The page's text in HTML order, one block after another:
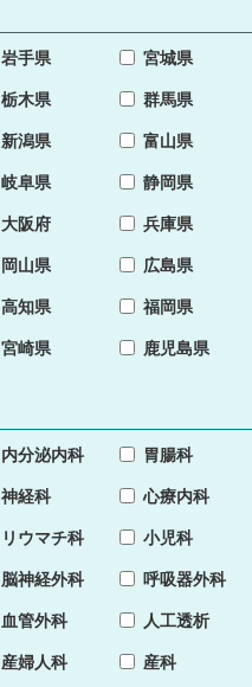
岩手県 宮城県
栃木県 群馬県
新潟県 富山県
岐阜県 静岡県
大阪府 兵庫県
岡山県 広島県
高知県 福岡県
宮崎県 鹿児島県
内分泌内科 胃腸科
神経科 心療内科
リウマチ科 小児科
脳神経外科 呼吸器外科
血管外科 人工透析
産婦人科 産科